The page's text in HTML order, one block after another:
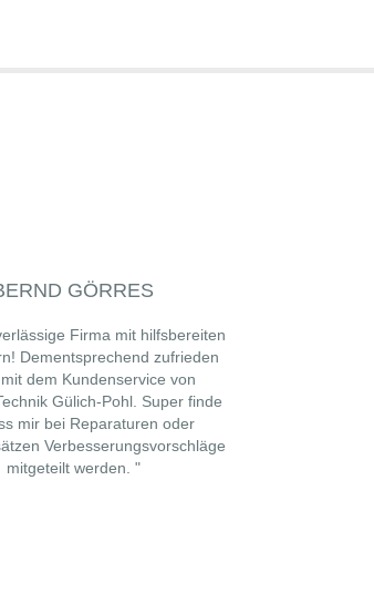
GÖRRES
Firma mit hilfsbereiten
Dementsprechend zufrieden
dem Kundenservice von
Gülich-Pohl. Super finde
mir bei Reparaturen oder
Verbesserungsvorschläge
mitgeteilt werden. "